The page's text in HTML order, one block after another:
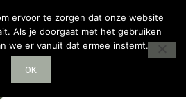
ervoor te zorgen dat onze website
Als je doorgaat met het gebruiken
we er vanuit dat ermee instemt.
OK